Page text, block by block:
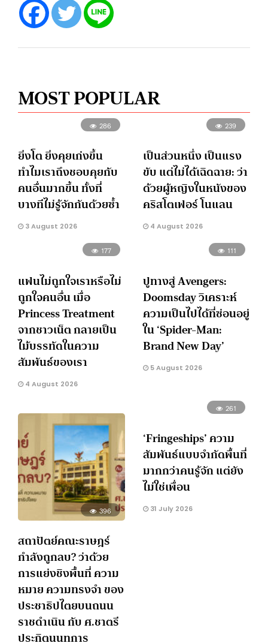
MOST POPULAR
286
ยิ่งโต ยิ่งคุยเก่งขึ้น
ทำไมเราถึงชอบคุยกับ
คนอื่นมากขึ้น ทั้งที่
บางทีไม่รู้จักกันด้วยซ้ำ
3 August 2026
239
เป็นส่วนหนึ่ง เป็นแรง
ขับ แต่ไม่ได้เฉิดฉาย: ว่า
ด้วยผู้หญิงในหนังของ
คริสโตเฟอร์ โนแลน
4 August 2026
177
แฟนไม่ถูกใจเราหรือไม่
ถูกใจคนอื่น เมื่อ
Princess Treatment
จากชาวเน็ต กลายเป็น
ไม้บรรทัดในความ
สัมพันธ์ของเรา
4 August 2026
111
ปูทางสู่ Avengers:
Doomsday วิเคราะห์
ความเป็นไปได้ที่ซ่อนอยู่
ใน ‘Spider-Man:
Brand New Day’
5 August 2026
396
สถาปัตย์คณะราษฎร์
กำลังถูกลบ? ว่าด้วย
การแย่งชิงพื้นที่ ความ
หมาย ความทรงจำ ของ
ประชาธิปไตยบนถนน
ราชดำเนิน กับ ศ.ชาตรี
ประกิตนนทการ
261
‘Fringeships’ ความ
สัมพันธ์แบบจำกัดพื้นที่
มากกว่าคนรู้จัก แต่ยัง
ไม่ใช่เพื่อน
31 July 2026